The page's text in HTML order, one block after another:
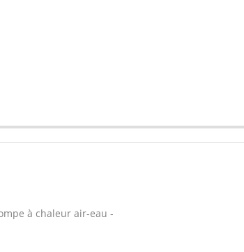
à chaleur air-eau -